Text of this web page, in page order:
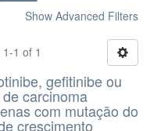
Show Advanced Filters
1 of 1
gefitinibe ou
carcinoma
com mutação do
crescimento